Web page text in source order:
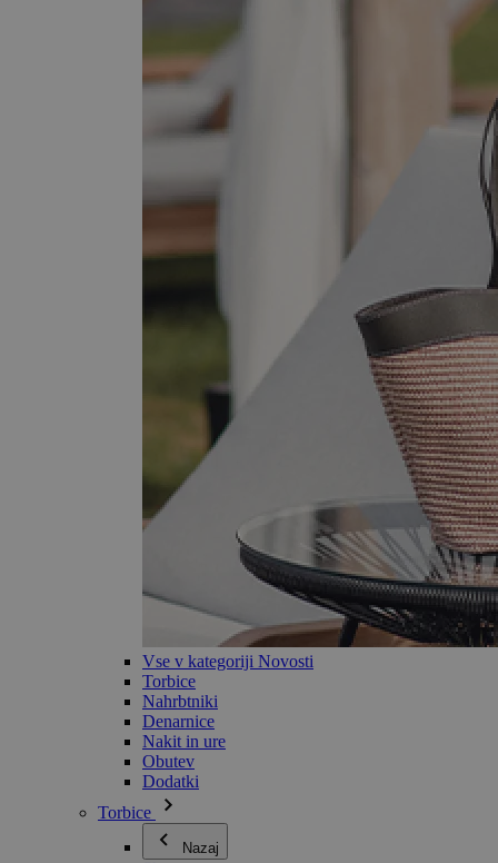
Vse v kategoriji Novosti
Torbice
Nahrbtniki
Denarnice
Nakit in ure
Obutev
Dodatki
Torbice
Nazaj